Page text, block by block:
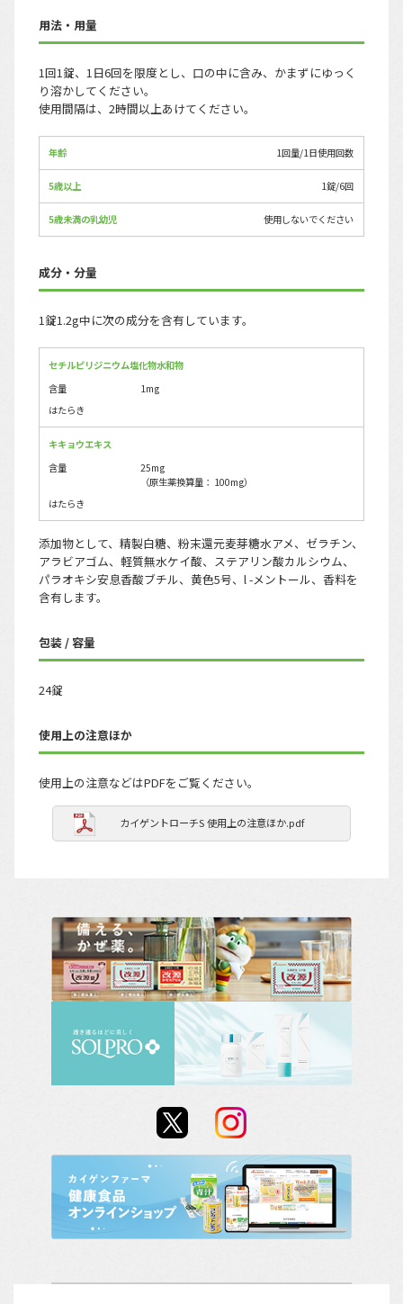
用法・用量
1回1錠、1日6回を限度とし、口の中に含み、かまずにゆっく
り溶かしてください。
使用間隔は、2時間以上あけてください。
年齢 1回量/1日使用回数
5歳以上 1錠/6回
5歳未満の乳幼児 使用しないでください
成分・分量
1錠1.2g中に次の成分を含有しています。
セチルピリジニウム塩化物水和物
含量
1mg
はたらき
キキョウエキス
含量
25mg
（原生薬換算量： 100mg）
はたらき
添加物として、精製白糖、粉末還元麦芽糖水アメ、ゼラチン、
アラビアゴム、軽質無水ケイ酸、ステアリン酸カルシウム、
パラオキシ安息香酸ブチル、黄色5号、l -メントール、香料を
含有します。
包装 / 容量
24錠
使用上の注意ほか
使用上の注意などはPDFをご覧ください。
カイゲントローチS 使用上の注意ほか.pdf